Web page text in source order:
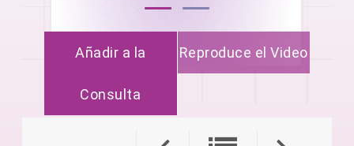
Añadir a la
Consulta
Reproduce el Video